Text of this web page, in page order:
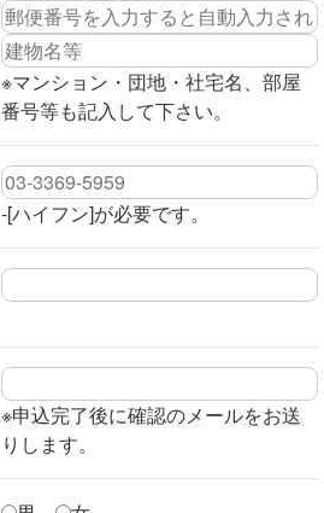
※マンション・団地・社宅名、部屋
番号等も記入して下さい。
-[ハイフン]が必要です。
※申込完了後に確認のメールをお送
りします。